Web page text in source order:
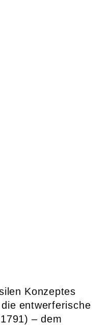
Konzeptes
entwerferische
– dem